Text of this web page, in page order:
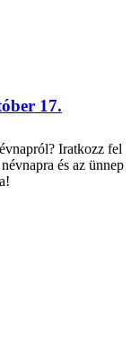
17.
Iratkozz fel
és az ünnep